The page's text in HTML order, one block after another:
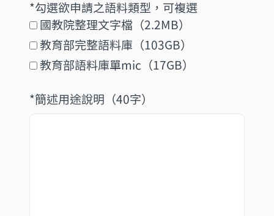
*勾選欲申請之語料類型，可複選
國教院整理文字檔（2.2MB）
教育部完整語料庫（103GB）
教育部語料庫單mic（17GB）
*簡述用途說明（40字）